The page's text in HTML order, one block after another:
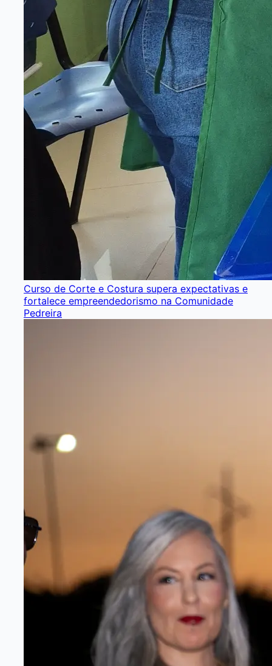
Curso de Corte e Costura supera expectativas e
fortalece empreendedorismo na Comunidade
Pedreira